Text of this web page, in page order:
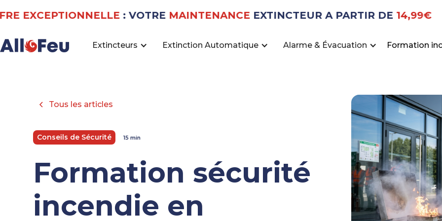
: VOTREMAINTENANCEEXTINCTEUR A PARTIR DE14,99€
Extincteurs Extinction Automatique Alarme & Évacuation Formation
Tous les articles
Conseils de Sécurité 15 min
Formation sécurité
incendie en